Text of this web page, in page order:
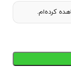
کرده‌ام.